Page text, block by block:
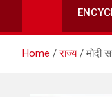
Home राज्य मोदी